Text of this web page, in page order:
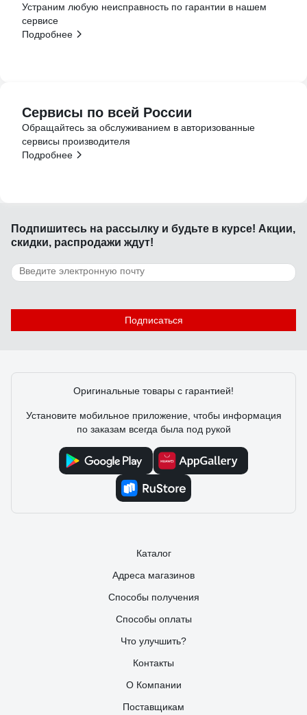
Устраним любую неисправность по гарантии в нашем
сервисе
Подробнее
Сервисы по всей России
Обращайтесь за обслуживанием в авторизованные
сервисы производителя
Подробнее
Подпишитесь на рассылку и будьте в курсе! Акции,
скидки, распродажи ждут!
Подписаться
Оригинальные товары с гарантией!
Установите мобильное приложение, чтобы информация
по заказам всегда была под рукой
Каталог
Адреса магазинов
Способы получения
Способы оплаты
Что улучшить?
Контакты
О Компании
Поставщикам